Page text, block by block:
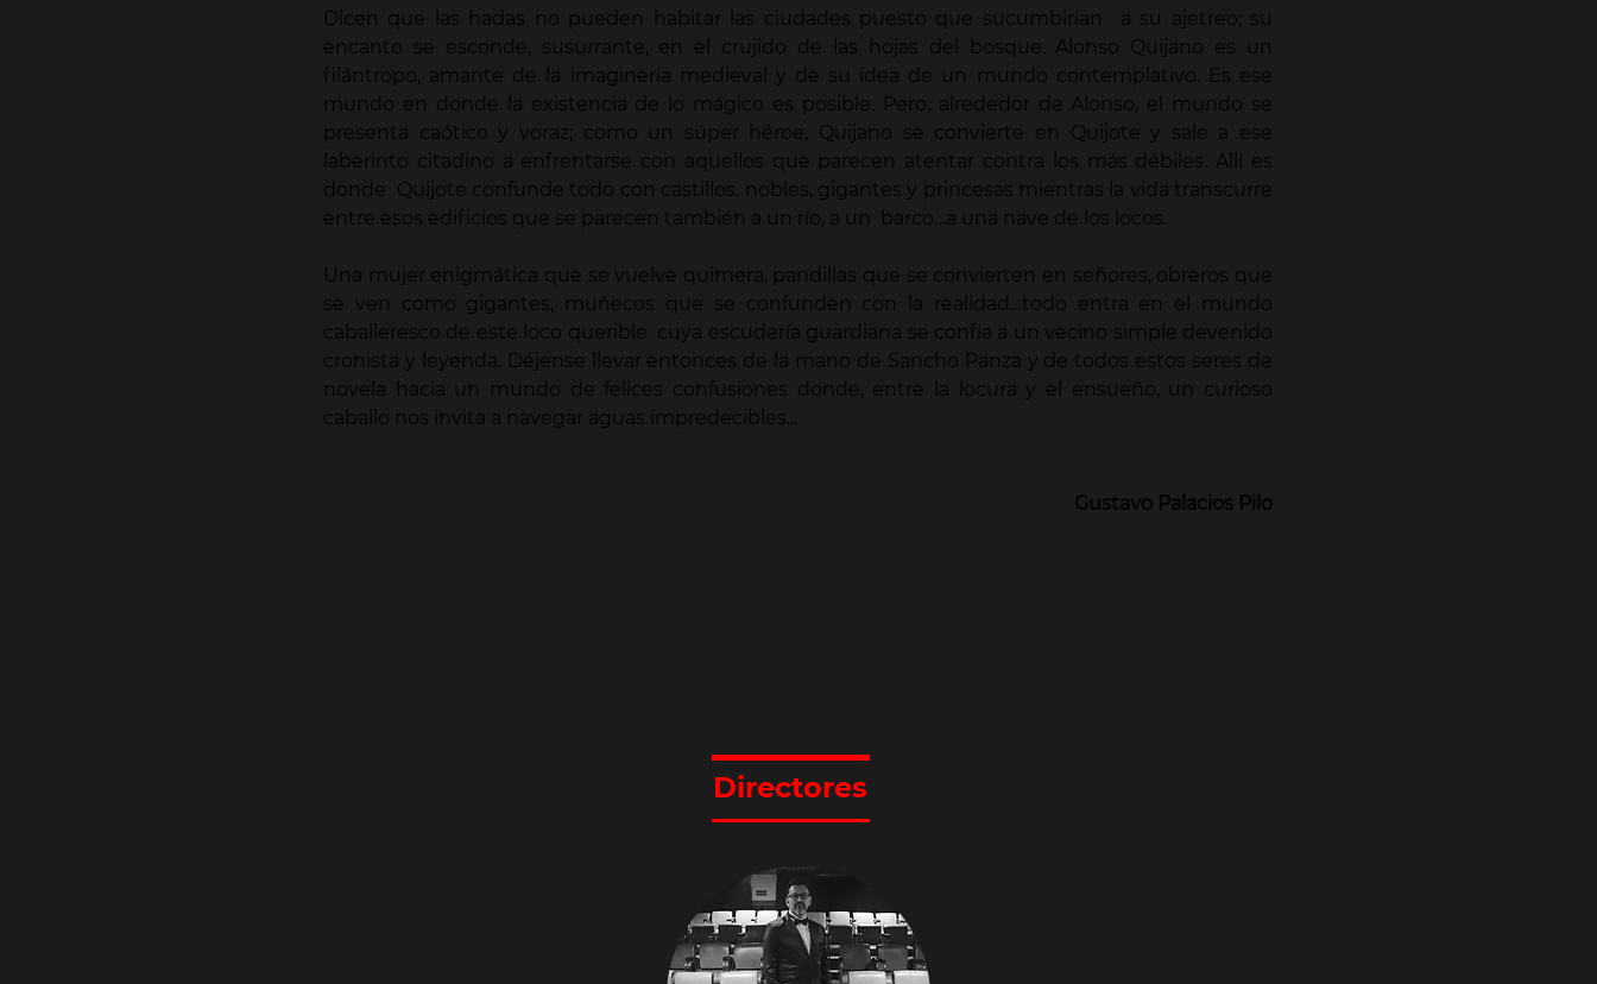
Dicen que las hadas no pueden habitar las ciudades puesto que sucumbirían a su ajetreo; su
encanto se esconde, susurrante, en el crujido de las hojas del bosque. Alonso Quijano es un
filántropo, amante de la imaginería medieval y de su idea de un mundo contemplativo. Es ese
mundo en donde la existencia de lo mágico es posible. Pero, alrededor de Alonso, el mundo se
presenta caótico y voraz; como un súper héroe, Quijano se convierte en Quijote y sale a ese
laberinto citadino a enfrentarse con aquellos que parecen atentar contra los más débiles. Allí es
donde Quijote confunde todo con castillos, nobles, gigantes y princesas mientras la vida transcurre
entre esos edificios que se parecen también a un río, a un barco…a una nave de los locos.
Una mujer enigmática que se vuelve quimera, pandillas que se convierten en señores, obreros que
se ven como gigantes, muñecos que se confunden con la realidad…todo entra en el mundo
caballeresco de este loco querible cuya escudería guardiana se confía a un vecino simple devenido
cronista y leyenda. Déjense llevar entonces de la mano de Sancho Panza y de todos estos seres de
novela hacia un mundo de felices confusiones donde, entre la locura y el ensueño, un curioso
caballo nos invita a navegar aguas impredecibles...
Gustavo Palacios Pilo
Directores